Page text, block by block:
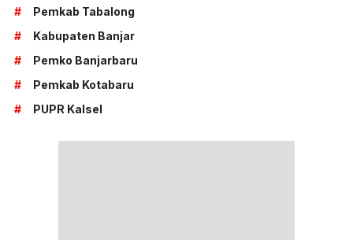
#
Pemkab Tabalong
#
Kabupaten Banjar
#
Pemko Banjarbaru
#
Pemkab Kotabaru
#
PUPR Kalsel